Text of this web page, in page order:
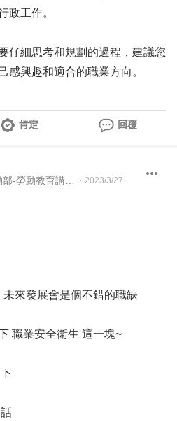
政工作。
仔細思考和規劃的過程，建議您
感興趣和適合的職業方向。
肯定 回覆
・ 2023/3/27
來發展會是個不錯的職缺
職業安全衛生 這一塊~